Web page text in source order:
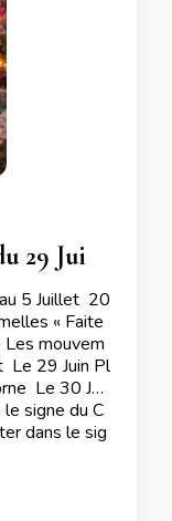
5 Juillet 20
« Faite
mouvem
Le 29 Juin Pl
Le 30 Jui
signe du C
dans le sig